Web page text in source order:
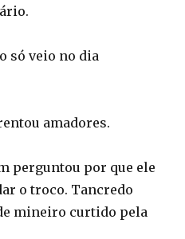
só veio no dia
amadores.
perguntou por que ele
o troco. Tancredo
mineiro curtido pela